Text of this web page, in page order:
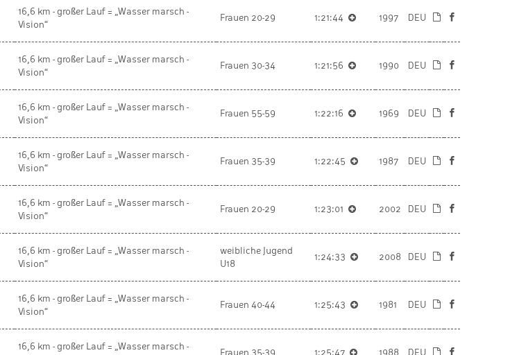
16,6 km - großer Lauf = „Wasser marsch -
Vision“
Frauen 20-29 1:21:44 1997 DEU
16,6 km - großer Lauf = „Wasser marsch -
Vision“
Frauen 30-34 1:21:56 1990 DEU
16,6 km - großer Lauf = „Wasser marsch -
Vision“
Frauen 55-59 1:22:16 1969 DEU
16,6 km - großer Lauf = „Wasser marsch -
Vision“
Frauen 35-39 1:22:45 1987 DEU
16,6 km - großer Lauf = „Wasser marsch -
Vision“
Frauen 20-29 1:23:01 2002 DEU
16,6 km - großer Lauf = „Wasser marsch -
Vision“
weibliche Jugend
U18
1:24:33 2008 DEU
16,6 km - großer Lauf = „Wasser marsch -
Vision“
Frauen 40-44 1:25:43 1981 DEU
16,6 km - großer Lauf = „Wasser marsch -
Frauen 35-39 1:25:47 1988 DEU